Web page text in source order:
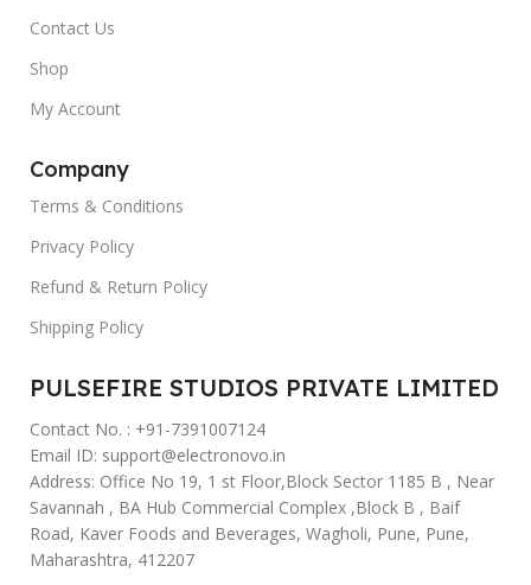
Contact Us
Shop
My Account
Company
Terms & Conditions
Privacy Policy
Refund & Return Policy
Shipping Policy
PULSEFIRE STUDIOS PRIVATE LIMITED
Contact No. : +91-7391007124
Email ID: support@electronovo.in
Address: Office No 19, 1 st Floor,Block Sector 1185 B , Near
Savannah , BA Hub Commercial Complex ,Block B , Baif
Road, Kaver Foods and Beverages, Wagholi, Pune, Pune,
Maharashtra, 412207